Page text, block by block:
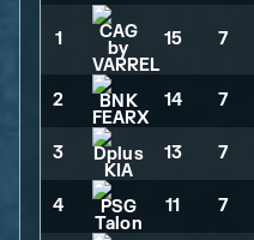
1 15 7
2 14 7
3 13 7
4 11 7